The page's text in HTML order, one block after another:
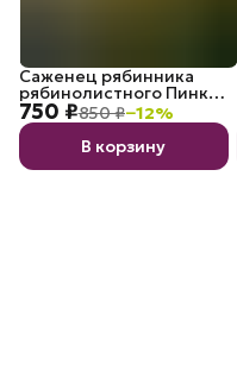
750 ₽850 ₽−12%
Саженец рябинника
рябинолистного Пинк
Хопи С3
В корзину